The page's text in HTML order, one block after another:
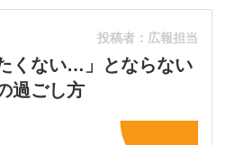
投稿者：広報担当
くない…」とならない
過ごし方